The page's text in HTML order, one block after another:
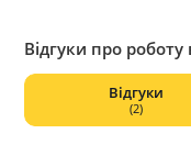
Материалы, которые
крупными
государственном
группы компаний
Відгуки про
Відгуки
(2)